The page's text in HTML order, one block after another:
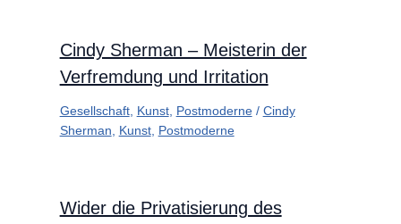
Cindy Sherman – Meisterin der
Verfremdung und Irritation
Gesellschaft, Kunst, Postmoderne/ Cindy
Sherman
Kunst, Postmoderne
Wider die Privatisierung des